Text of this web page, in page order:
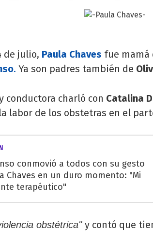
de julio, Paula Chaves fue mamá
. Ya son padres también de
conductora charló con Catalina
labor de los obstetras en el
conmovió a todos con su gesto
Chaves en un duro momento: "Mi
terapéutico"
obstétrica" y contó que